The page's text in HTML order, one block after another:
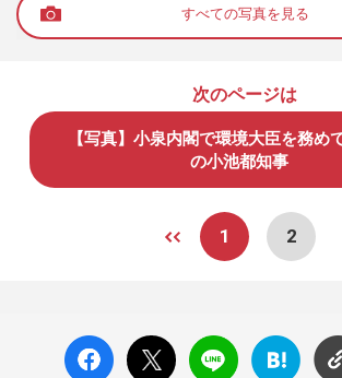
すべての写真を見る
次のページは
【写真】小泉内閣で環境大臣を務め
の小池都知事
1 2
facebo
ok い
X ポス
ト
LINE
はてな
ブック